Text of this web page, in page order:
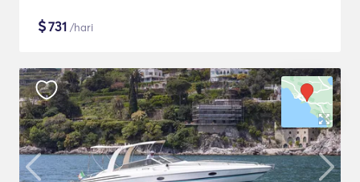
$731 /hari